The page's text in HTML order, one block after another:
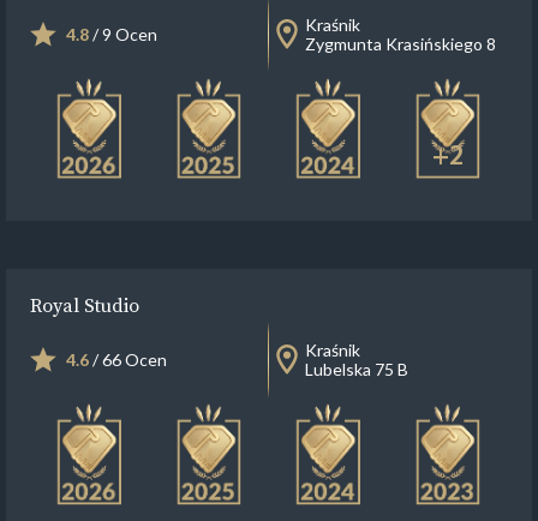
4.8/ 9 Ocen
Kraśnik
Zygmunta Krasińskiego 8
+2
Royal Studio
4.6/ 66 Ocen
Kraśnik
Lubelska 75 B